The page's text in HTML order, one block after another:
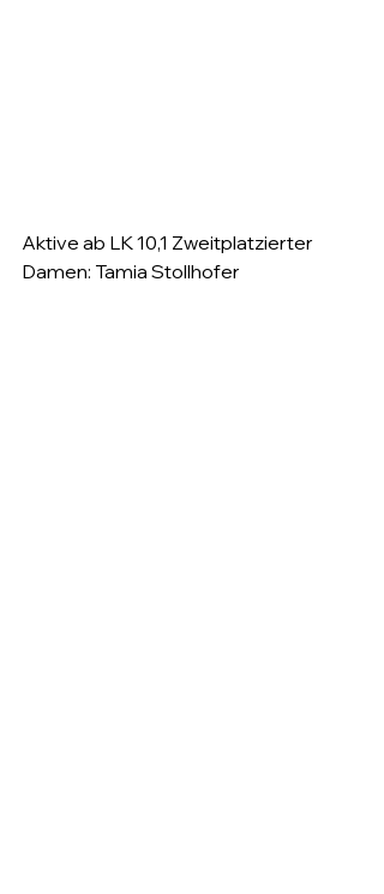
Aktive ab LK 10,1 Zweitplatzierter
Damen: Tamia Stollhofer